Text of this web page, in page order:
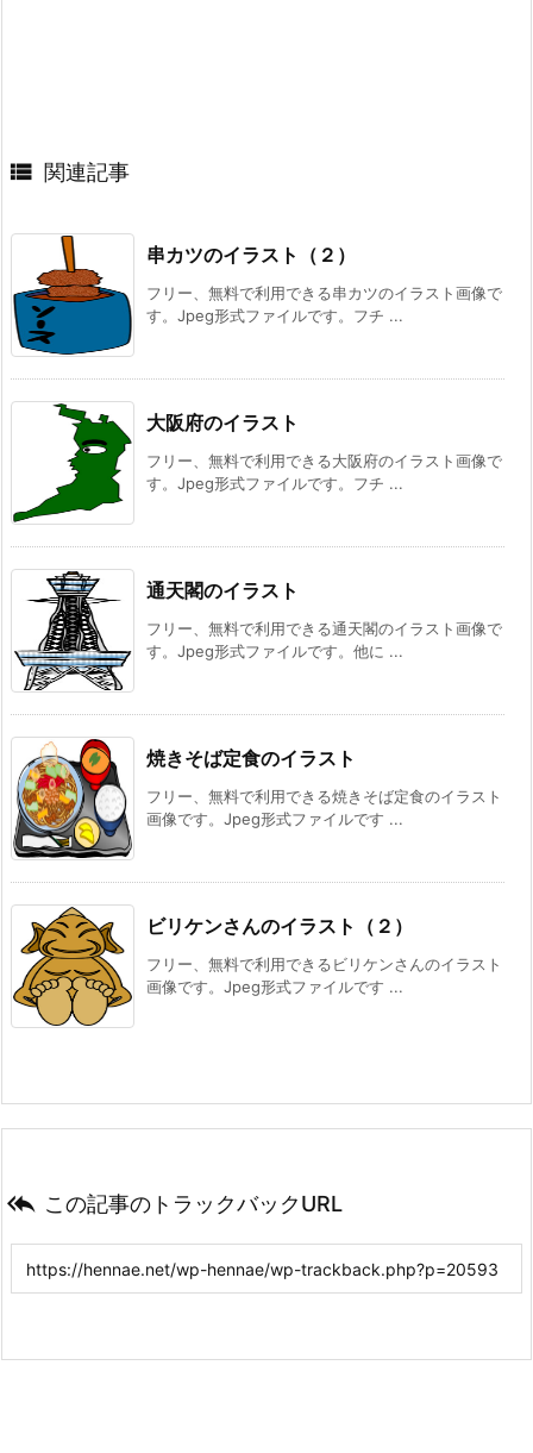
 関連記事
串カツのイラスト（２）
フリー、無料で利用できる串カツのイラスト画像で
す。Jpeg形式ファイルです。フチ ...
大阪府のイラスト
フリー、無料で利用できる大阪府のイラスト画像で
す。Jpeg形式ファイルです。フチ ...
通天閣のイラスト
フリー、無料で利用できる通天閣のイラスト画像で
す。Jpeg形式ファイルです。他に ...
焼きそば定食のイラスト
フリー、無料で利用できる焼きそば定食のイラスト
画像です。Jpeg形式ファイルです ...
ビリケンさんのイラスト（２）
フリー、無料で利用できるビリケンさんのイラスト
画像です。Jpeg形式ファイルです ...
 この記事のトラックバックURL